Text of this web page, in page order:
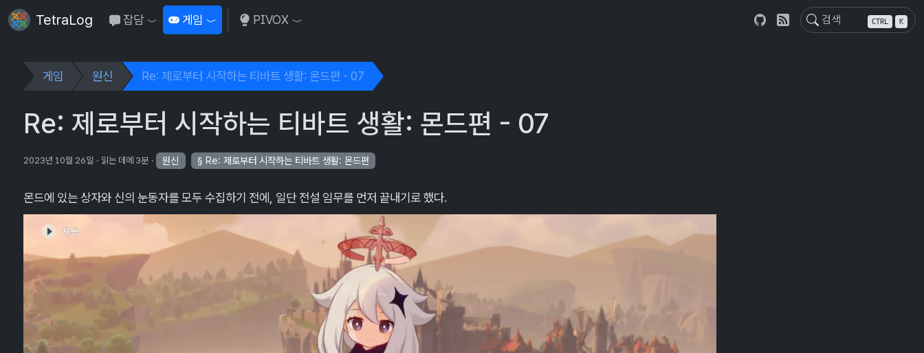
TetraLog CTRL K
잡담 Toggle Dropdown
게임 Toggle Dropdown
PIVOX Toggle Dropdown
게임 원신 Re: 제로부터 시작하는 티바트 생활: 몬드편 - 07
Re: 제로부터 시작하는 티바트 생활: 몬드편 - 07
2023년 10월 26일 읽는 데에 3분 원신 Re: 제로부터 시작하는 티바트 생활: 몬드편
몬드에 있는 상자와 신의 눈동자를 모두 수집하기 전에, 일단 전설 임무를 먼저 끝내기로 했다.